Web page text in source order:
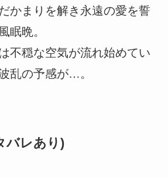
かまりを解き永遠の愛を誓
眠晩。
不穏な空気が流れ始めてい
乱の予感が…。
バレあり)